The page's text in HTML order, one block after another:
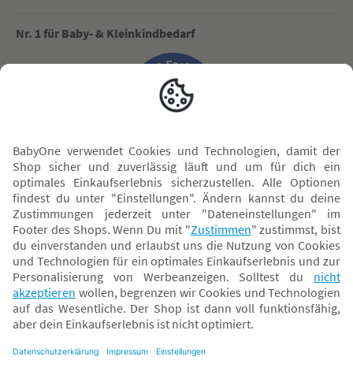
Nr. 1 für Baby- & Kleinkindbedarf